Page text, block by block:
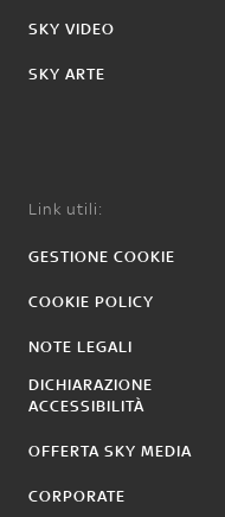
SKY VIDEO
SKY ARTE
Link utili:
GESTIONE COOKIE
COOKIE POLICY
NOTE LEGALI
DICHIARAZIONE
ACCESSIBILITÀ
OFFERTA SKY MEDIA
CORPORATE